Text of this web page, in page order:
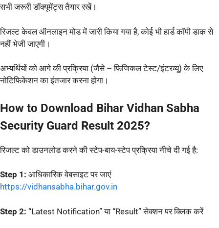
सभी जरूरी डॉक्यूमेंट्स तैयार रखें।
रिजल्ट केवल ऑनलाइन मोड में जारी किया गया है, कोई भी हार्ड कॉपी डाक से
नहीं भेजी जाएगी।
अभ्यर्थियों को आगे की प्रक्रिया (जैसे – फिजिकल टेस्ट/इंटरव्यू) के लिए
नोटिफिकेशन का इंतजार करना होगा।
How to Download Bihar Vidhan Sabha
Security Guard Result 2025?
रिजल्ट को डाउनलोड करने की स्टेप-बाय-स्टेप प्रक्रिया नीचे दी गई है:
Step 1: आधिकारिक वेबसाइट पर जाएं
https://vidhansabha.bihar.gov.in
Step 2: “Latest Notification” या “Result” सेक्शन पर क्लिक करें